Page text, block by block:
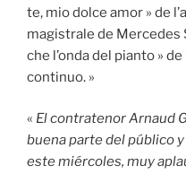
te, mio dolce amor » de
magistrale de Mercedes
che l’onda del pianto »
continuo. »
« El contratenor Arnaud
buena parte del público
este miércoles, muy